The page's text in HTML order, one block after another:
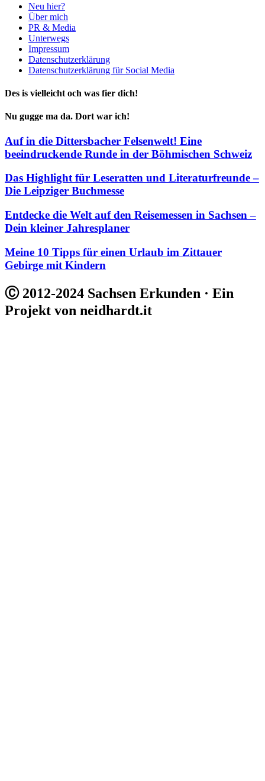
Neu hier?
Über mich
PR & Media
Unterwegs
Impressum
Datenschutzerklärung
Datenschutzerklärung für Social Media
Des is vielleicht och was fier dich!
Nu gugge ma da. Dort war ich!
Auf in die Dittersbacher Felsenwelt! Eine
beeindruckende Runde in der Böhmischen Schweiz
Das Highlight für Leseratten und Literaturfreunde –
Die Leipziger Buchmesse
Entdecke die Welt auf den Reisemessen in Sachsen –
Dein kleiner Jahresplaner
Meine 10 Tipps für einen Urlaub im Zittauer
Gebirge mit Kindern
Ⓒ 2012-2024 Sachsen Erkunden · Ein
Projekt von neidhardt.it